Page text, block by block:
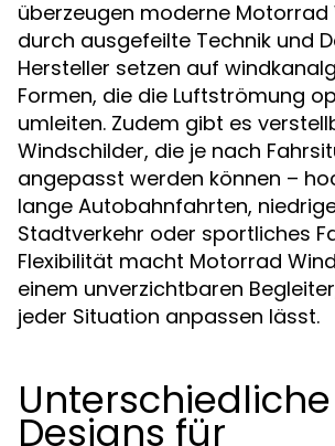
überzeugen moderne Motorrad
durch ausgefeilte Technik und
Hersteller setzen auf
Formen, die die Luftströmung
umleiten. Zudem gibt es
Windschilder, die je nach
angepasst werden können –
lange Autobahnfahrten,
Stadtverkehr oder sportliches
Flexibilität macht Motorrad
einem unverzichtbaren
jeder Situation anpassen lässt.
Unterschiedliche
Designs für